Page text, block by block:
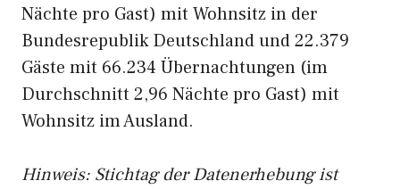
Nächte pro Gast) mit Wohnsitz in der
Bundesrepublik Deutschland und 22.379
Gäste mit 66.234 Übernachtungen (im
Durchschnitt 2,96 Nächte pro Gast) mit
Wohnsitz im Ausland.
Hinweis: Stichtag der Datenerhebung ist